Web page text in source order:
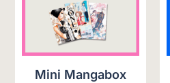
Mini Mangabox